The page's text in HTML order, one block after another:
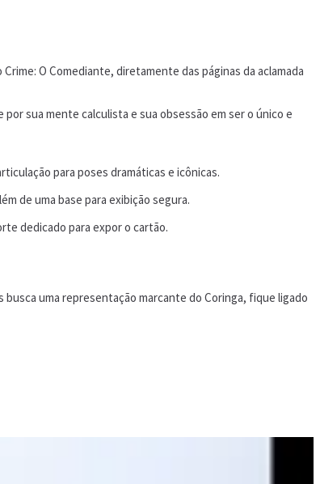
O Comediante, diretamente das páginas da aclamada
sua mente calculista e sua obsessão em ser o único e
para poses dramáticas e icônicas.
de uma base para exibição segura.
dedicado para expor o cartão.
uma representação marcante do Coringa, fique ligado